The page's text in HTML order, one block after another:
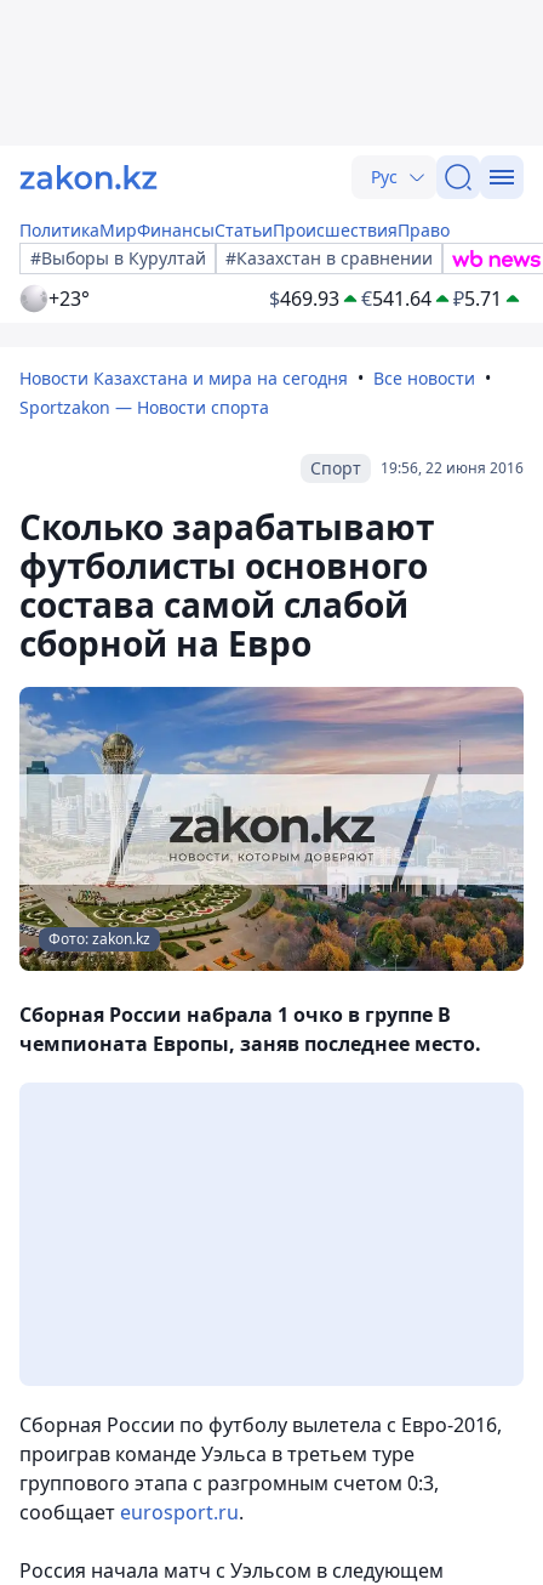
Рус
ПолитикаМирФинансыСтатьиПроисшествияПраво
#Выборы в Курултай
#Казахстан в сравнении
+23° $469.93 €541.64 ₽5.71
Новости Казахстана и мира на сегодня
Все новости
Sportzakon — Новости спорта
19:56, 22 июня 2016
Спорт
Сколько зарабатывают
футболисты основного
состава самой слабой
сборной на Евро
Фото: zakon.kz
Сборная России набрала 1 очко в группе В
чемпионата Европы, заняв последнее место.
Сборная России по футболу вылетела с Евро-2016,
проиграв команде Уэльса в третьем туре
группового этапа с разгромным счетом 0:3,
сообщает eurosport.ru.
Россия начала матч с Уэльсом в следующем